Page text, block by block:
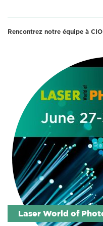
Rencontrez notre équipe à
Laser World of